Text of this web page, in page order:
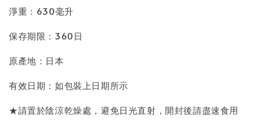
淨重：630毫升
保存期限：360日
原產地：日本
有效日期：如包裝上日期所示
★請置於陰涼乾燥處，避免日光直射，開封後請盡速食用